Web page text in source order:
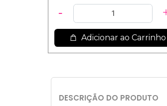
Adicionar ao Carrinho
DESCRIÇÃO DO PRODUTO